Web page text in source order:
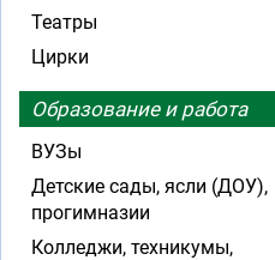
Театры
Цирки
Образование и работа
ВУЗы
Детские сады, ясли (ДОУ),
прогимназии
Колледжи, техникумы,